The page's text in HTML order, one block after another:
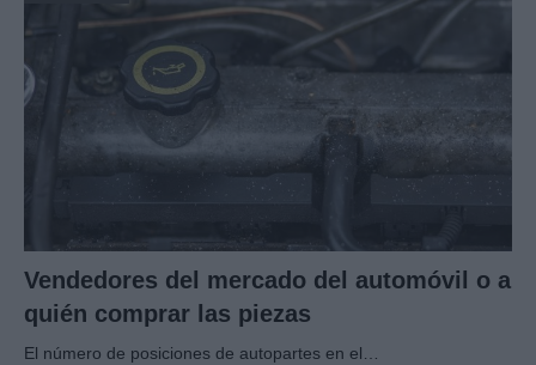
Vendedores del mercado del automóvil o a
quién comprar las piezas
El número de posiciones de autopartes en el…